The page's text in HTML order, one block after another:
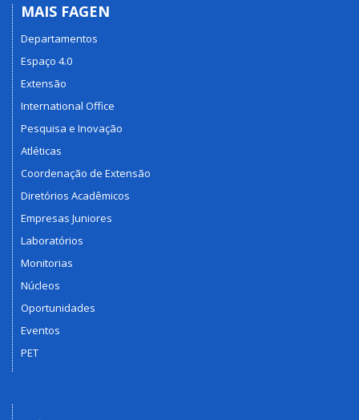
MAIS FAGEN
Departamentos
Espaço 4.0
Extensão
International Office
Pesquisa e Inovação
Atléticas
Coordenação de Extensão
Diretórios Acadêmicos
Empresas Juniores
Laboratórios
Monitorias
Núcleos
Oportunidades
Eventos
PET